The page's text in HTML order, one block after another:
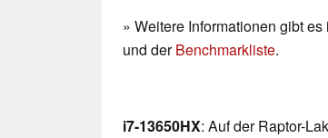
» Weitere Informationen gibt
und derBenchmarkliste.
i7-13650HX: Auf der Raptor-